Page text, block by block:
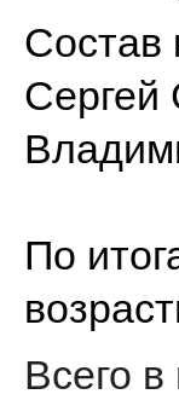
Состав
Сергей
По
Всего в